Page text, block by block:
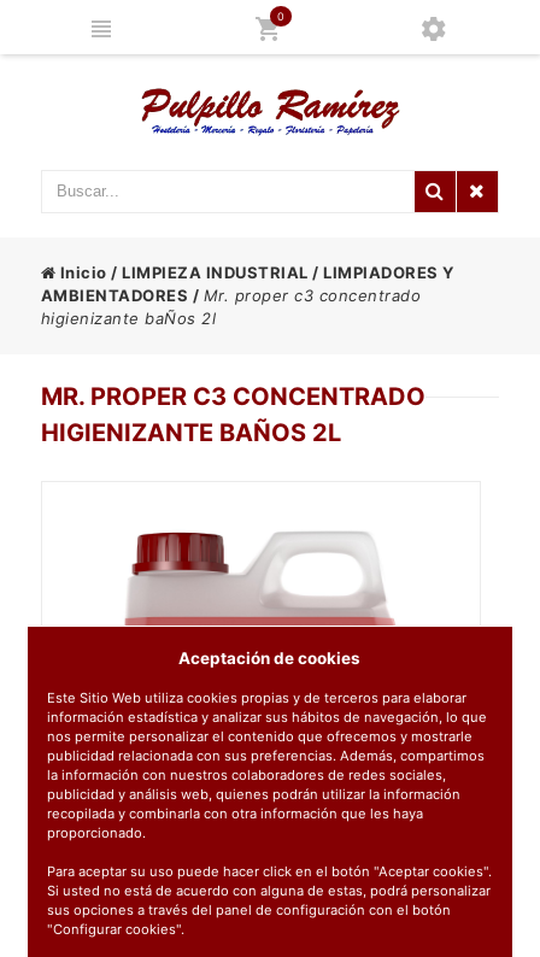
0
Inicio /LIMPIEZA INDUSTRIAL /LIMPIADORES Y
AMBIENTADORES / Mr. proper c3 concentrado
higienizante baÑos 2l
MR. PROPER C3 CONCENTRADO
HIGIENIZANTE BAÑOS 2L
Aceptación de cookies
Este Sitio Web utiliza cookies propias y de terceros para elaborar
información estadística y analizar sus hábitos de navegación, lo que
nos permite personalizar el contenido que ofrecemos y mostrarle
publicidad relacionada con sus preferencias. Además, compartimos
la información con nuestros colaboradores de redes sociales,
publicidad y análisis web, quienes podrán utilizar la información
recopilada y combinarla con otra información que les haya
proporcionado.
Para aceptar su uso puede hacer click en el botón "Aceptar cookies".
Si usted no está de acuerdo con alguna de estas, podrá personalizar
sus opciones a través del panel de configuración con el botón
"Configurar cookies".